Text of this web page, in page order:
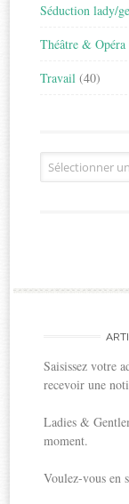
Séduction lady/
Théâtre & Opéra
Travail (40)
Archives
Saisissez votre
recevoir une
Ladies &
moment.
Voulez-vous en